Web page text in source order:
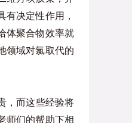
决定性作用，
体聚合物效率就
领域对氯取代的
，而这些经验将
师们的帮助下相